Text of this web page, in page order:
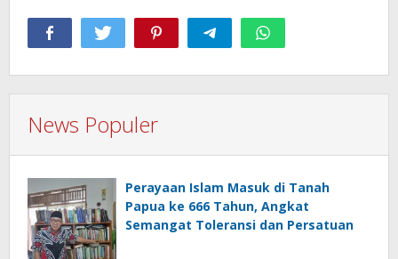
News Populer
Perayaan Islam Masuk di Tanah
Papua ke 666 Tahun, Angkat
Semangat Toleransi dan Persatuan